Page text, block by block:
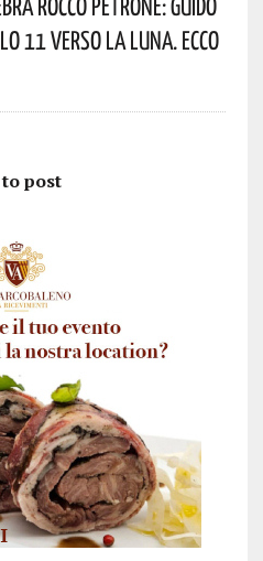
11 Verso La Luna. Ecco
post